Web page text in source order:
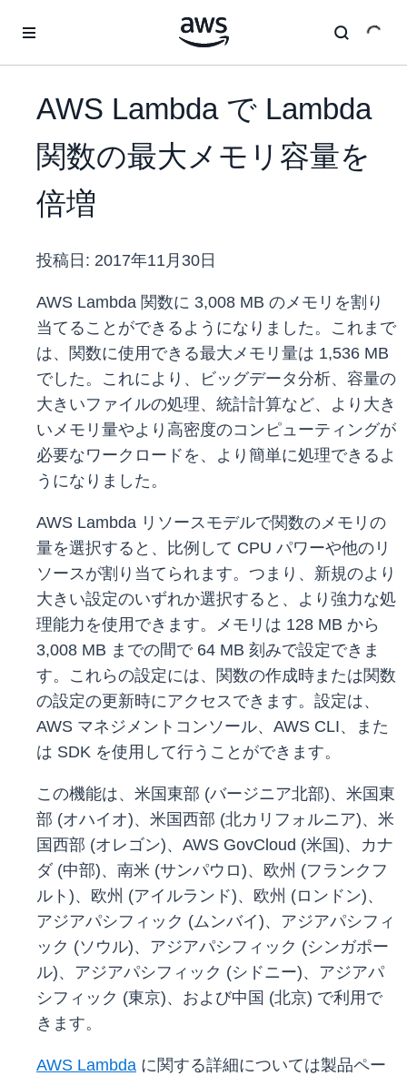
AWS Lambda で Lambda
関数の最大メモリ容量を
倍増
投稿日: 2017年11月30日
AWS Lambda 関数に 3,008 MB のメモリを割り
当てることができるようになりました。これまで
は、関数に使用できる最大メモリ量は 1,536 MB
でした。これにより、ビッグデータ分析、容量の
大きいファイルの処理、統計計算など、より大き
いメモリ量やより高密度のコンピューティングが
必要なワークロードを、より簡単に処理できるよ
うになりました。
AWS Lambda リソースモデルで関数のメモリの
量を選択すると、比例して CPU パワーや他のリ
ソースが割り当てられます。つまり、新規のより
大きい設定のいずれか選択すると、より強力な処
理能力を使用できます。メモリは 128 MB から
3,008 MB までの間で 64 MB 刻みで設定できま
す。これらの設定には、関数の作成時または関数
の設定の更新時にアクセスできます。設定は、
AWS マネジメントコンソール、AWS CLI、また
は SDK を使用して行うことができます。
この機能は、米国東部 (バージニア北部)、米国東
部 (オハイオ)、米国西部 (北カリフォルニア)、米
国西部 (オレゴン)、AWS GovCloud (米国)、カナ
ダ (中部)、南米 (サンパウロ)、欧州 (フランクフ
ルト)、欧州 (アイルランド)、欧州 (ロンドン)、
アジアパシフィック (ムンバイ)、アジアパシフィ
ック (ソウル)、アジアパシフィック (シンガポー
ル)、アジアパシフィック (シドニー)、アジアパ
シフィック (東京)、および中国 (北京) で利用で
きます。
AWS Lambda に関する詳細については製品ペー